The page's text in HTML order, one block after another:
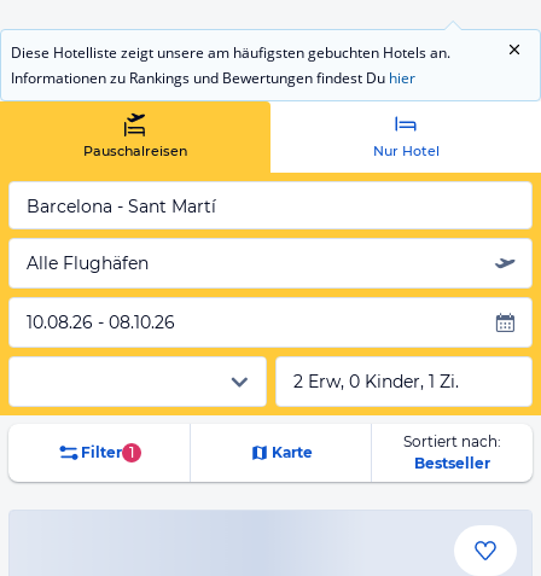
Diese Hotelliste zeigt unsere am häufigsten gebuchten Hotels an.
Informationen zu Rankings und Bewertungen findest Du hier
Pauschalreisen Nur Hotel
Barcelona - Sant Martí
Alle Flughäfen
10.08.26 - 08.10.26
2 Erw, 0 Kinder, 1 Zi.
Filter 1 Karte
Sortiert nach:
Bestseller